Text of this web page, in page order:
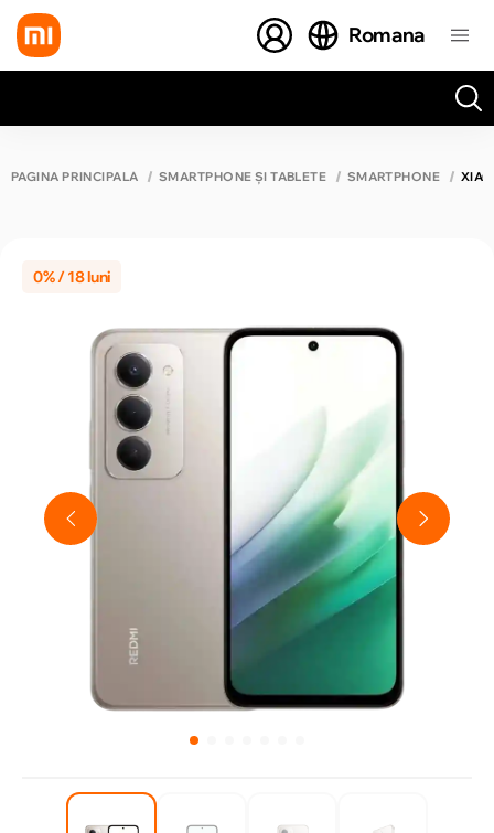
Romana
PAGINA PRINCIPALĂ SMARTPHONE ȘI TABLETE SMARTPHONE
0% / 18 luni